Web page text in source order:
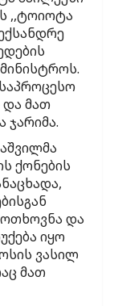
,,ტოიოტა
მათ
ჯარიმა.
ქონების
და
იყო
ვასილ
მათ